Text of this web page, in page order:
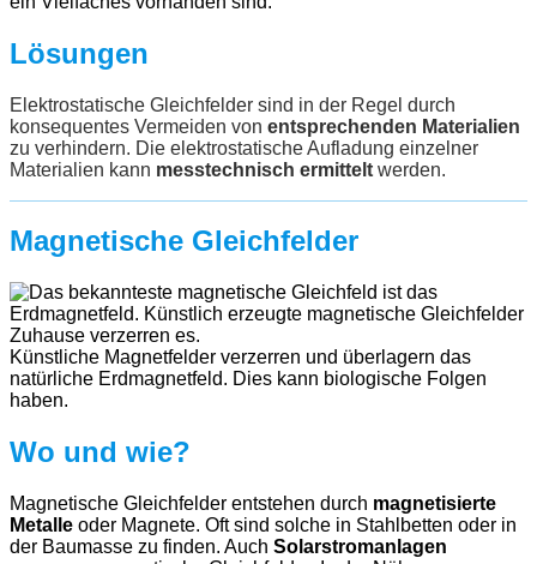
Lösungen
Elektrostatische Gleichfelder sind in der Regel durch
konsequentes Vermeiden von entsprechenden Materialien
zu verhindern. Die elektrostatische Aufladung einzelner
Materialien kann messtechnisch ermittelt werden.
Magnetische Gleichfelder
Künstliche Magnetfelder verzerren und überlagern das
natürliche Erdmagnetfeld. Dies kann biologische Folgen
haben.
Wo und wie?
Magnetische Gleichfelder entstehen durch magnetisierte
Metalle oder Magnete. Oft sind solche in Stahlbetten oder in
der Baumasse zu finden. Auch Solarstromanlagen